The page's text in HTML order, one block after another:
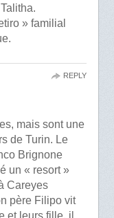
» familial
mais sont une
de Turin. Le
Brignone
un « resort »
Careyes
père Filipo vit
REPLY